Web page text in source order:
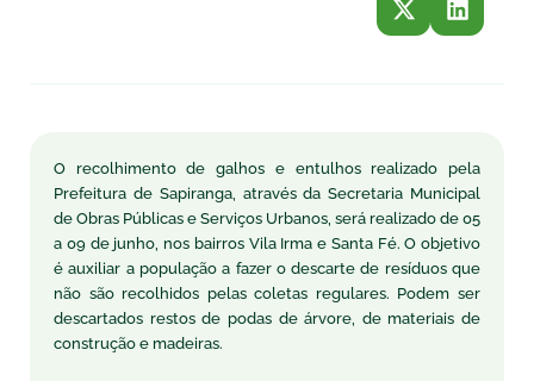
O recolhimento de galhos e entulhos realizado pela
Prefeitura de Sapiranga, através da Secretaria Municipal
de Obras Públicas e Serviços Urbanos, será realizado de 05
a 09 de junho, nos bairros Vila Irma e Santa Fé. O objetivo
é auxiliar a população a fazer o descarte de resíduos que
não são recolhidos pelas coletas regulares. Podem ser
descartados restos de podas de árvore, de materiais de
construção e madeiras.